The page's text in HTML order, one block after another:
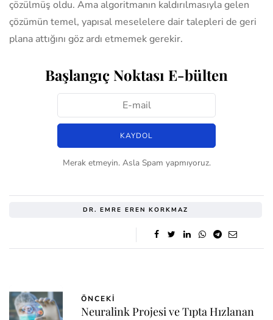
çözülmüş oldu. Ama algoritmanın kaldırılmasıyla gelen
çözümün temel, yapısal meselelere dair talepleri de geri
plana attığını göz ardı etmemek gerekir.
Başlangıç Noktası E-bülten
Merak etmeyin. Asla Spam yapmıyoruz.
DR. EMRE EREN KORKMAZ
ÖNCEKI
Neuralink Projesi ve Tıpta Hızlanan